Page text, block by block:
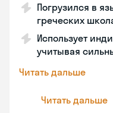
Погрузился в
греческих
Использует
учитывая
Читать дальше
Читать дальше